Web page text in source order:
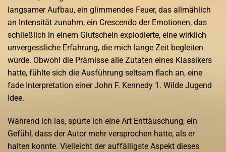
langsamer Aufbau, ein glimmendes Feuer, das allmählich
an Intensität zunahm, ein Crescendo der Emotionen, das
schließlich in einem Glutschein explodierte, eine wirklich
unvergessliche Erfahrung, die mich lange Zeit begleiten
würde. Obwohl die Prämisse alle Zutaten eines Klassikers
hatte, fühlte sich die Ausführung seltsam flach an, eine
fade Interpretation einer John F. Kennedy 1. Wilde Jugend
Idee.
Während ich las, spürte ich eine Art Enttäuschung, ein
Gefühl, dass der Autor mehr versprochen hatte, als er
halten konnte. Vielleicht der auffälligste Aspekt dieses